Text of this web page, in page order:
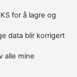
for å lagre og
data blir korrigert
alle mine